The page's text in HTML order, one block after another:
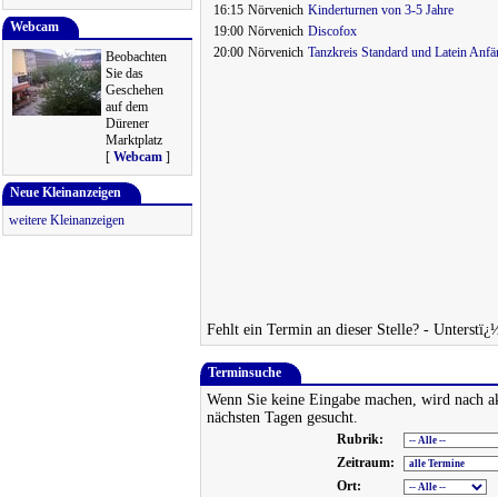
Webcam
Beobachten
Sie das
Geschehen
auf dem
Dürener
Marktplatz
[ Webcam ]
Neue Kleinanzeigen
weitere Kleinanzeigen
16:15 Nörvenich Kinderturnen von 3-5 Jahre
19:00 Nörvenich Discofox
20:00 Nörvenich Tanzkreis Standard und Latein
Fehlt ein Termin an dieser Stelle? -
Terminsuche
Wenn Sie keine Eingabe machen, wird nach
nächsten Tagen gesucht.
Rubrik:
Zeitraum:
Ort: